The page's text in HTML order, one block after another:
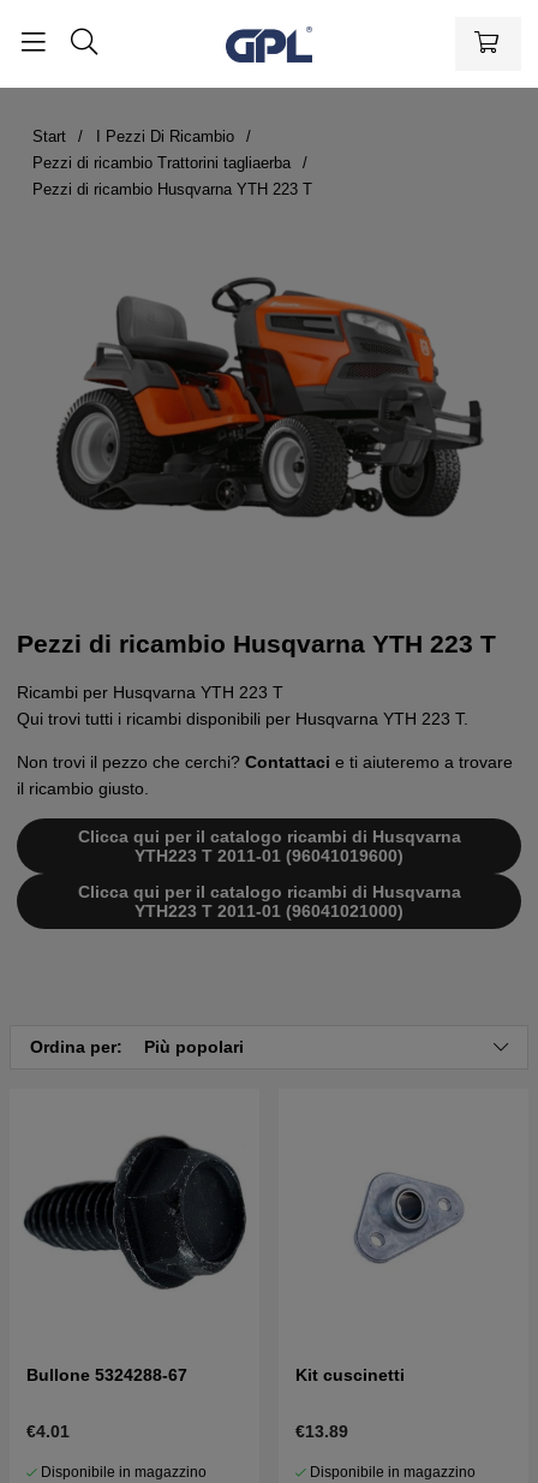
Start
I Pezzi Di Ricambio
Pezzi di ricambio Trattorini tagliaerba
Pezzi di ricambio Husqvarna YTH 223 T
Pezzi di ricambio Husqvarna YTH 223 T
Ricambi per Husqvarna YTH 223 T
Qui trovi tutti i ricambi disponibili per Husqvarna YTH 223 T.
Non trovi il pezzo che cerchi? Contattaci e ti aiuteremo a trovare
il ricambio giusto.
Clicca qui per il catalogo ricambi di Husqvarna
YTH223 T 2011-01 (96041019600)
Clicca qui per il catalogo ricambi di Husqvarna
YTH223 T 2011-01 (96041021000)
Ordina per: Più popolari
Bullone 5324288-67
€4.01
Disponibile in magazzino
Kit cuscinetti
€13.89
Disponibile in magazzino